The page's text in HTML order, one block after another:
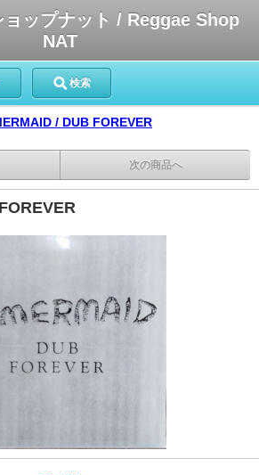
ップナット / Reggae Shop
NAT
検索
/ DUB FOREVER
次の商品へ